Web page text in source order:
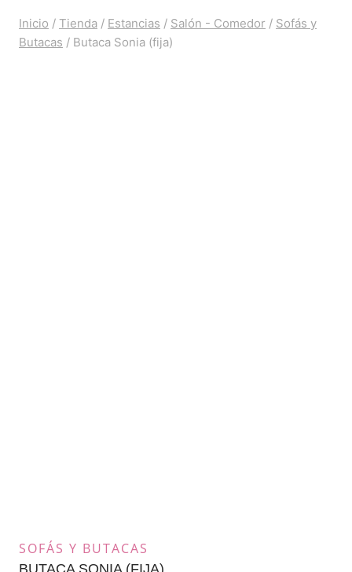
Inicio / Tienda / Estancias / Salón - Comedor / Sofás y
Butacas / Butaca Sonia (fija)
SOFÁS Y BUTACAS